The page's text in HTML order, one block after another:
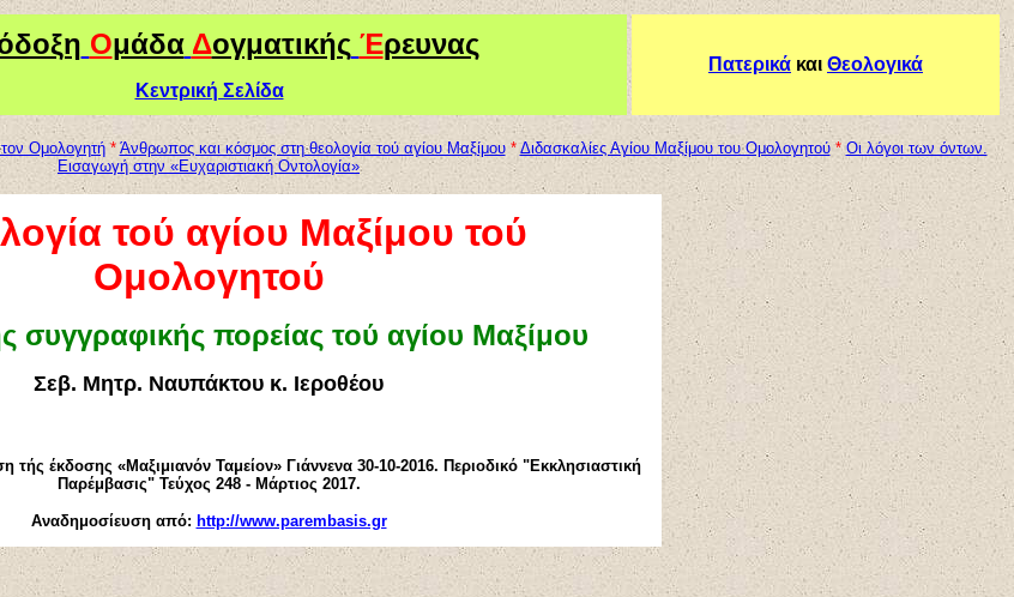
Ομάδα Δογματικής Έρευνας
Κεντρική Σελίδα
Πατερικά και Θεολογικά
Ομολογητή* Άνθρωπος και κόσμος στη θεολογία τού αγίου Μαξίμου* Διδασκαλίες Αγίου Μαξίμου του Ομολογητού* Οι λόγοι των όντων.
Εισαγωγή στην «Ευχαριστιακή Οντολογία»
τού αγίου Μαξίμου τού
Ομολογητού
συγγραφικής πορείας τού αγίου Μαξίμου
Σεβ. Μητρ. Ναυπάκτου κ. Ιεροθέου
τής έκδοσης «Μαξιμιανόν Ταμείον» Γιάννενα 30-10-2016. Περιοδικό "Εκκλησιαστική
Παρέμβασις" Τεύχος 248 - Μάρτιος 2017.
Αναδημοσίευση από: http://www.parembasis.gr